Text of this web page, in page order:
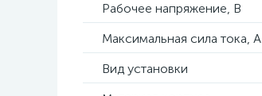
Рабочее напряжение, В
Максимальная сила тока, А
Вид установки